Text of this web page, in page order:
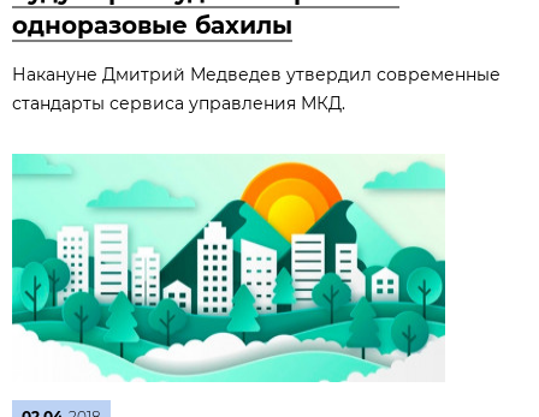
одноразовые бахилы
Накануне Дмитрий Медведев утвердил современные
стандарты сервиса управления МКД.